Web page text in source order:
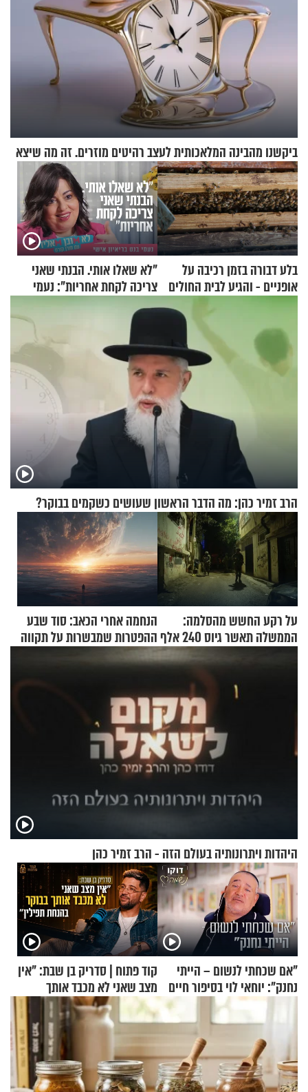
ביקשנו מהבינה המלאכותית לעצב רהיטים מוזרים. זה מה שיצא
בלע דבורה בזמן רכיבה על
אופניים - והגיע לבית החולים
במצב מסכן חיים
"לא שאלו אותי. הבנתי שאני
צריכה לקחת אחריות": נעמי
בנט בריאיון אישי
הרב זמיר כהן: מה הדבר הראשון שעושים כשקמים בבוקר?
על רקע החשש מהסלמה:
הממשלה תאשר גיוס 240 אלף
הנחמה אחרי הכאב: סוד שבע
ההפטרות שמבשרות על תקווה
וגאולה
היהדות ויתרונותיה בעולם הזה - הרב זמיר כהן
"אם שכחתי לנשום – הייתי
נחנק": יוחאי לוי בסיפור חיים
מעורר השראה
קוד פתוח | סדריק בן שבת: "אין
מצב שאני לא מכבד אותך
בבוקר בהנחת תפילין"